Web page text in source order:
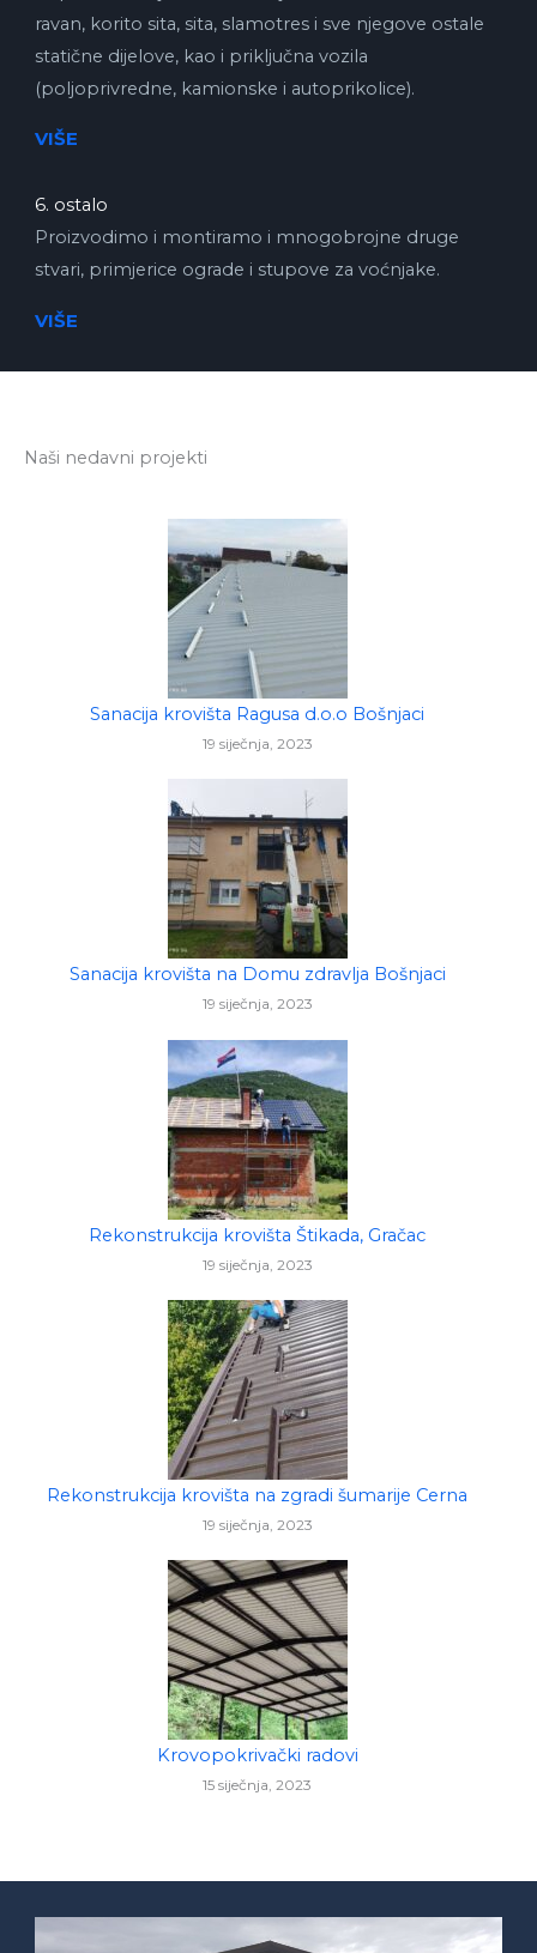
ravan, korito sita, sita, slamotres i sve njegove ostale
statične dijelove, kao i priključna vozila
(poljoprivredne, kamionske i autoprikolice).
VIŠE
6. ostalo
Proizvodimo i montiramo i mnogobrojne druge
stvari, primjerice ograde i stupove za voćnjake.
VIŠE
Naši nedavni projekti
Sanacija krovišta Ragusa d.o.o Bošnjaci
19 siječnja, 2023
Sanacija krovišta na Domu zdravlja Bošnjaci
19 siječnja, 2023
Rekonstrukcija krovišta Štikada, Gračac
19 siječnja, 2023
Rekonstrukcija krovišta na zgradi šumarije Cerna
19 siječnja, 2023
Krovopokrivački radovi
15 siječnja, 2023